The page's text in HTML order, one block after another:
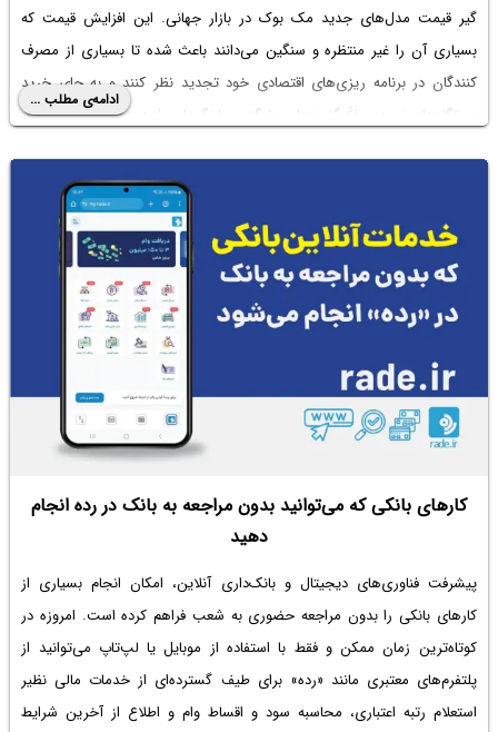
گیر قیمت مدل‌های جدید مک بوک در بازار جهانی. این افزایش قیمت که
بسیاری آن را غیر منتظره و سنگین می‌دانند باعث شده تا بسیاری از مصرف
کنندگان در برنامه ریزی‌های اقتصادی خود تجدید نظر کنند و به جای خرید
دستگاه‌های نو به سراغ گزینه‌های جایگزین یا نگهداری از دستگاه‌های فعلی خود
ادامه‌ی مطلب ...
کارهای بانکی که می‌توانید بدون مراجعه به بانک در رده انجام
دهید
پیشرفت فناوری‌های دیجیتال و بانک‌داری آنلاین، امکان انجام بسیاری از
کارهای بانکی را بدون مراجعه حضوری به شعب فراهم کرده است. امروزه در
کوتاه‌ترین زمان ممکن و فقط با استفاده از موبایل یا لپ‌تاپ می‌توانید از
پلتفرم‌های معتبری مانند «رده» برای طیف گسترده‌ای از خدمات مالی نظیر
استعلام رتبه اعتباری، محاسبه سود و اقساط وام و اطلاع از آخرین شرایط